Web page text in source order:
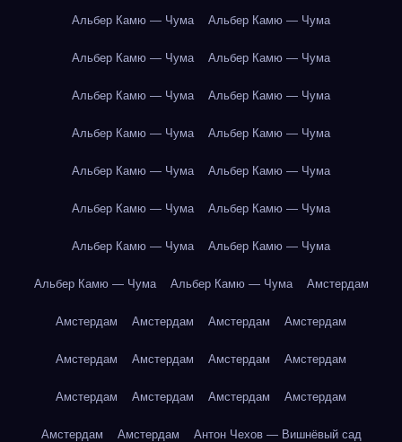
Альбер Камю — Чума Альбер Камю — Чума
Альбер Камю — Чума Альбер Камю — Чума
Альбер Камю — Чума Альбер Камю — Чума
Альбер Камю — Чума Альбер Камю — Чума
Альбер Камю — Чума Альбер Камю — Чума
Альбер Камю — Чума Альбер Камю — Чума
Альбер Камю — Чума Альбер Камю — Чума
Альбер Камю — Чума Альбер Камю — Чума Амстердам
Амстердам Амстердам Амстердам Амстердам
Амстердам Амстердам Амстердам Амстердам
Амстердам Амстердам Амстердам Амстердам
Амстердам Амстердам Антон Чехов — Вишнёвый сад